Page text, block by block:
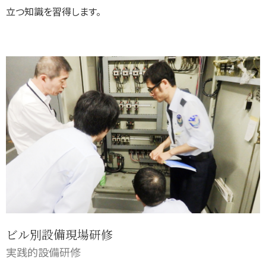
立つ知識を習得します。
ビル別設備現場研修
実践的設備研修